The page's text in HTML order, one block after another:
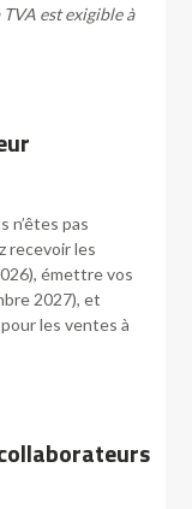
est exigible à
n’êtes pas
recevoir les
émettre vos
2027), et
les ventes à